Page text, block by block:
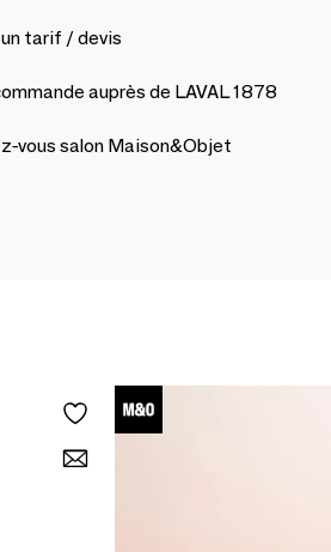
tarif / devis
auprès de LAVAL 1878
vous salon Maison&Objet